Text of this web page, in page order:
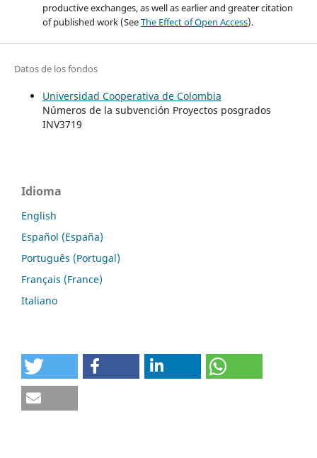
productive exchanges, as well as earlier and greater citation
of published work (SeeThe Effect of Open Access).
Datos de los fondos
Universidad Cooperativa de ​Colo​mb​ia
Números de la subvención Proyectos posgrados
INV3719
Idioma
English
Español (España)
Português (Portugal)
Français (France)
Italiano